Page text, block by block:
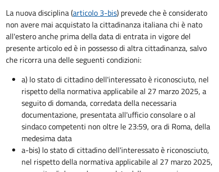
La nuova disciplina (articolo 3-bis) prevede cheèconsiderato
non avere mai acquistato la cittadinanza italiana chi è nato
all'estero anche prima della data di entrata in vigore del
presente articolo ed è in possesso di altra cittadinanza, salvo
che ricorra una delle seguenti condizioni:
a) lo stato di cittadino dell'interessato è riconosciuto, nel
rispetto della normativa applicabile al 27 marzo 2025, a
seguito di domanda, corredata della necessaria
documentazione, presentata all'ufficio consolare o al
sindaco competenti non oltre le 23:59, ora di Roma, della
medesima data
a-bis) lo stato di cittadino dell'interessato è riconosciuto,
nel rispetto della normativa applicabile al 27 marzo 2025,